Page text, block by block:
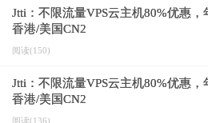
Jtti：不限流量VPS云主机80%优惠
香港/美国CN2
阅读(150)
Jtti：不限流量VPS云主机80%优惠
香港/美国CN2
阅读(136)